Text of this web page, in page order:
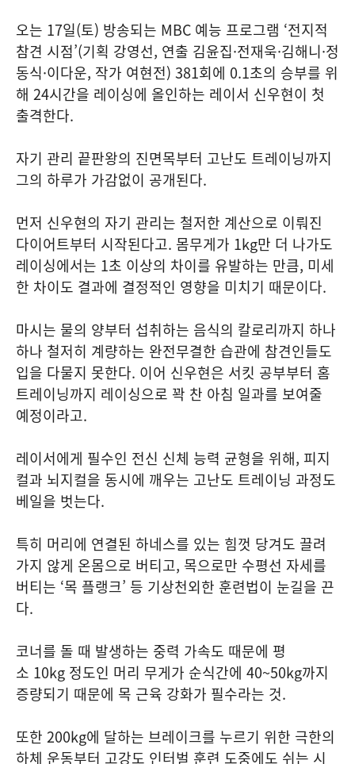
오는 17일(토) 방송되는 MBC 예능 프로그램 ‘전지적
참견 시점’(기획 강영선, 연출 김윤집·전재욱·김해니·정
동식·이다운, 작가 여현전) 381회에 0.1초의 승부를 위
해 24시간을 레이싱에 올인하는 레이서 신우현이 첫
출격한다.
자기 관리 끝판왕의 진면목부터 고난도 트레이닝까지
그의 하루가 가감없이 공개된다.
먼저 신우현의 자기 관리는 철저한 계산으로 이뤄진
다이어트부터 시작된다고. 몸무게가 1kg만 더 나가도
레이싱에서는 1초 이상의 차이를 유발하는 만큼, 미세
한 차이도 결과에 결정적인 영향을 미치기 때문이다.
마시는 물의 양부터 섭취하는 음식의 칼로리까지 하나
하나 철저히 계량하는 완전무결한 습관에 참견인들도
입을 다물지 못한다. 이어 신우현은 서킷 공부부터 홈
트레이닝까지 레이싱으로 꽉 찬 아침 일과를 보여줄
예정이라고.
레이서에게 필수인 전신 신체 능력 균형을 위해, 피지
컬과 뇌지컬을 동시에 깨우는 고난도 트레이닝 과정도
베일을 벗는다.
특히 머리에 연결된 하네스를 있는 힘껏 당겨도 끌려
가지 않게 온몸으로 버티고, 목으로만 수평선 자세를
버티는 ‘목 플랭크’ 등 기상천외한 훈련법이 눈길을 끈
다.
코너를 돌 때 발생하는 중력 가속도 때문에 평
소 10kg 정도인 머리 무게가 순식간에 40~50kg까지
증량되기 때문에 목 근육 강화가 필수라는 것.
또한 200kg에 달하는 브레이크를 누르기 위한 극한의
하체 운동부터 고강도 인터벌 훈련 도중에도 쉬는 시